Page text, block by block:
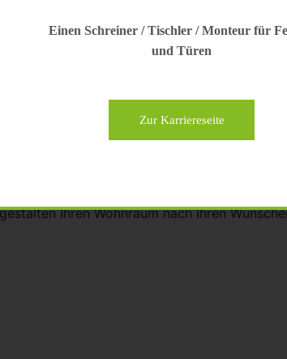
bieten Ihnen individuelle Möbel- und
Ihren Wohnraum nach Ihren
Einen Schreiner / Tischler / Monteur für
und Türen
Zur Karriereseite